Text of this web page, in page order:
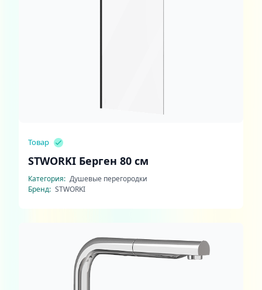
Товар
STWORKI Берген 80 см
Категория: Душевые перегородки
Бренд: STWORKI